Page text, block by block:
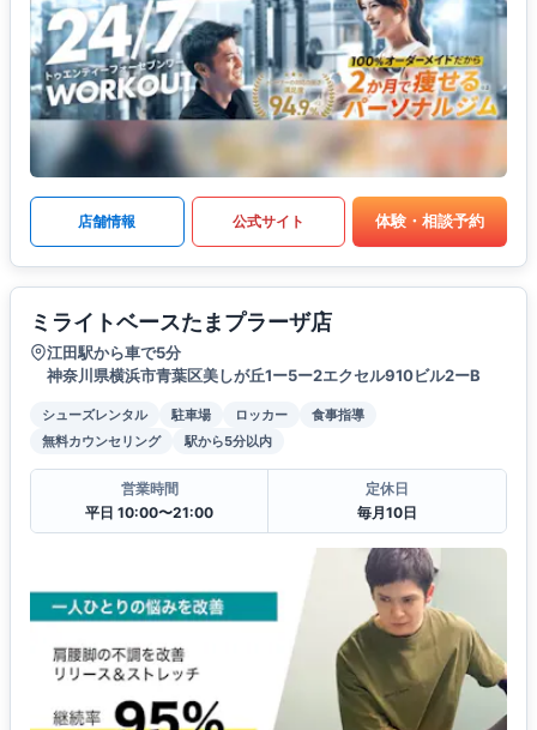
店舗情報 公式サイト 体験・相談予約
ミライトベースたまプラーザ店
江田駅から車で5分
神奈川県横浜市青葉区美しが丘1ー5ー2エクセル910ビル2ーB
シューズレンタル 駐車場 ロッカー
食事指導
無料カウンセリング
駅から5分以内
営業時間
平日 10:00〜21:00
定休日
毎月10日